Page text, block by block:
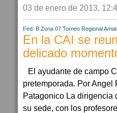
03 de enero de 2013,
Fed. B Zona 07 Torneo Regional
En la CAI se
delicado
El ayudante de campo
pretemporada. Por
Patagonico La dirigencia
su sede, con los